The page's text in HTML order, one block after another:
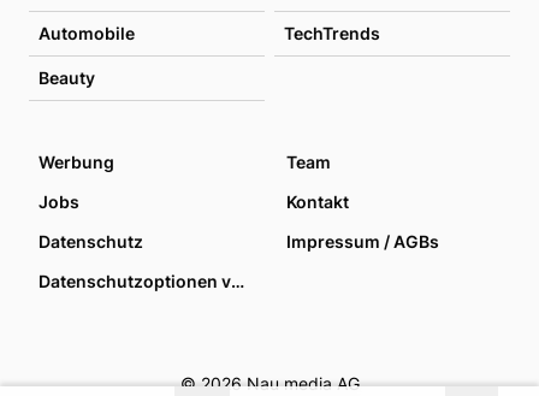
Automobile TechTrends
Beauty
Werbung
Team
Jobs
Kontakt
Datenschutz
Impressum / AGBs
Datenschutzoptionen verwalten
© 2026 Nau media AG